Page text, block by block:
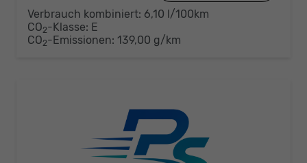
Verbrauch kombiniert: 6,10 l/100km
CO2-Klasse: E
CO2-Emissionen: 139,00 g/km